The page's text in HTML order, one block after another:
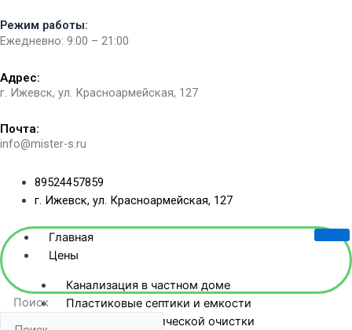
к
содержимому
Режим работы:
Ежедневно: 9:00 – 21:00
Адрес:
г. Ижевск, ул. Красноармейская, 127​
Почта:
info@mister-s.ru
89524457859
г. Ижевск, ул. Красноармейская, 127
Главная
Цены
Канализация в частном доме
Пластиковые септики и емкости
Станции биологической очистки
Поиск